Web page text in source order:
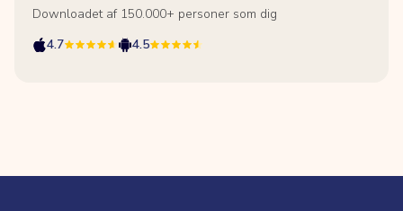
Downloadet af 150.000+ personer som dig
4.7
4.5